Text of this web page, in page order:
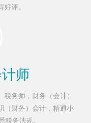
评。
师
务师，财务（会计）
（财务）会计，精通小
税务法规。